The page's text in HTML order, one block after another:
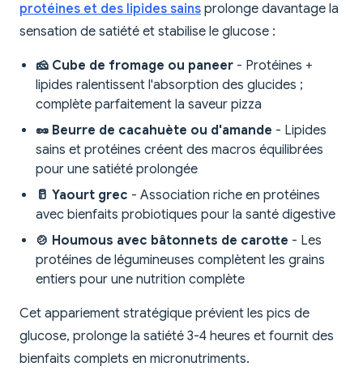
protéines et des lipides sains prolonge davantage la
sensation de satiété et stabilise le glucose :
🧀 Cube de fromage ou paneer - Protéines +
lipides ralentissent l'absorption des glucides ;
complète parfaitement la saveur pizza
🥜 Beurre de cacahuète ou d'amande - Lipides
sains et protéines créent des macros équilibrées
pour une satiété prolongée
🥛 Yaourt grec - Association riche en protéines
avec bienfaits probiotiques pour la santé digestive
🍲 Houmous avec bâtonnets de carotte - Les
protéines de légumineuses complètent les grains
entiers pour une nutrition complète
Cet appariement stratégique prévient les pics de
glucose, prolonge la satiété 3-4 heures et fournit des
bienfaits complets en micronutriments.